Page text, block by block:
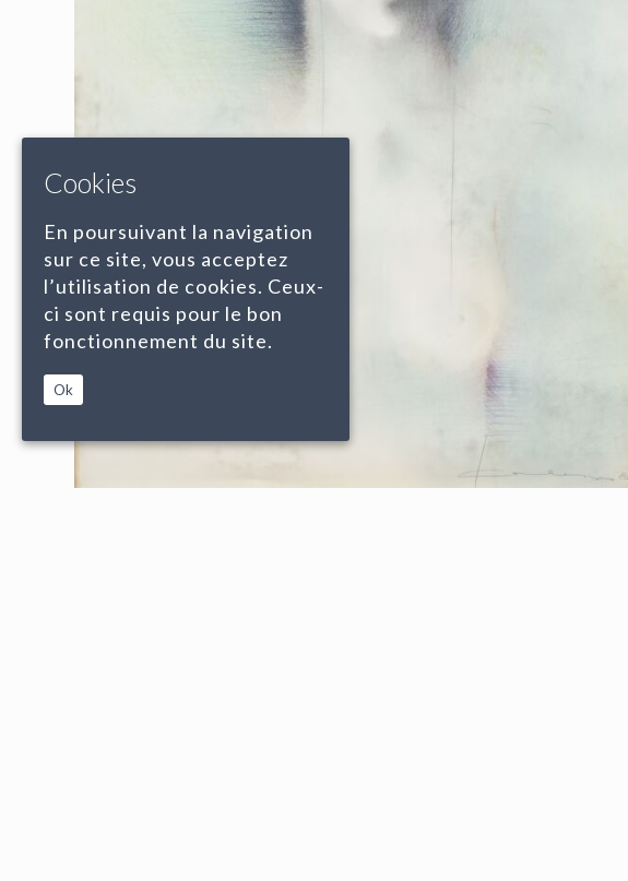
Cookies
En poursuivant la navigation
sur ce site, vous acceptez
l’utilisation de cookies. Ceux-
ci sont requis pour le bon
fonctionnement du site.
Ok